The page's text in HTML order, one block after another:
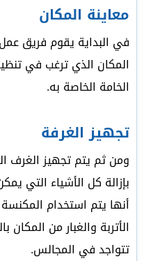
معاينة المكان
في البداية يقوم فريق
المكان الذي ترغب في
الخامة الخاصة به.
تجهيز الغرفة
ومن ثم يتم تجهيز الغرف
بإزالة كل الأشياء التي
أنها يتم استخدام
الأتربة والغبار من المكان
تتواجد في المجالس.